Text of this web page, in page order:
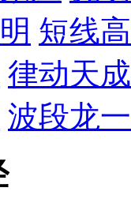
短线
律动天成
波段龙一